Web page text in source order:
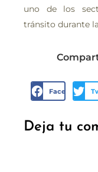
uno de los
tránsito durante
Facebook
Deja tu